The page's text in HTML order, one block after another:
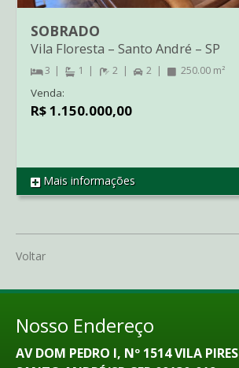
REF SO14255
SOBRADO
Vila Floresta – Santo André – SP
3 1 2 2 250.00 m²
Venda:
R$ 1.150.000,00
Mais informações
Voltar
Nosso Endereço
AV DOM PEDRO I, Nº 1514 VILA PIRES